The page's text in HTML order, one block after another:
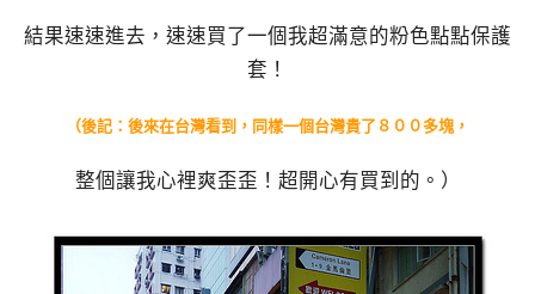
結果速速進去，速速買了一個我超滿意的粉色點點保護
套！
（後記：後來在台灣看到，同樣一個台灣貴了８００多塊，
整個讓我心裡爽歪歪！超開心有買到的。）